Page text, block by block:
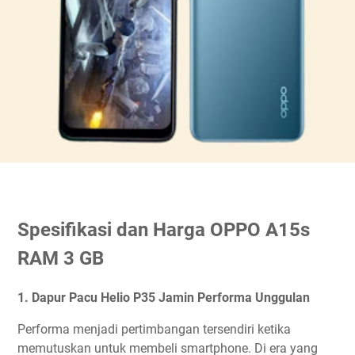
Spesifikasi dan Harga OPPO A15s
RAM 3 GB
1. Dapur Pacu Helio P35 Jamin Performa Unggulan
Performa menjadi pertimbangan tersendiri ketika
memutuskan untuk membeli smartphone. Di era yang